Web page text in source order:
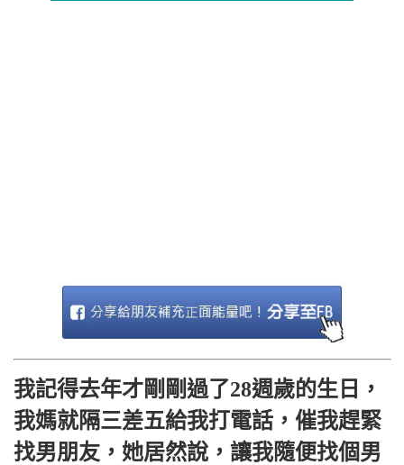
我記得去年才剛剛過了28週歲的生日，
我媽就隔三差五給我打電話，催我趕緊
找男朋友，她居然說，讓我隨便找個男